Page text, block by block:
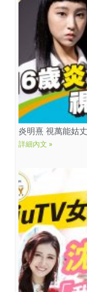
炎明熹 視萬能姑
詳細內文 »